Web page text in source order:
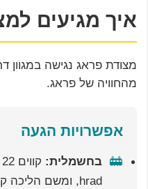
איך מגיעים
מצודת פראג נגישה במגוון
מהחוויה של פראג.
אפשרויות הגעה
🚋 בחשמלית:
hrad, ומשם הליכה קצרה.